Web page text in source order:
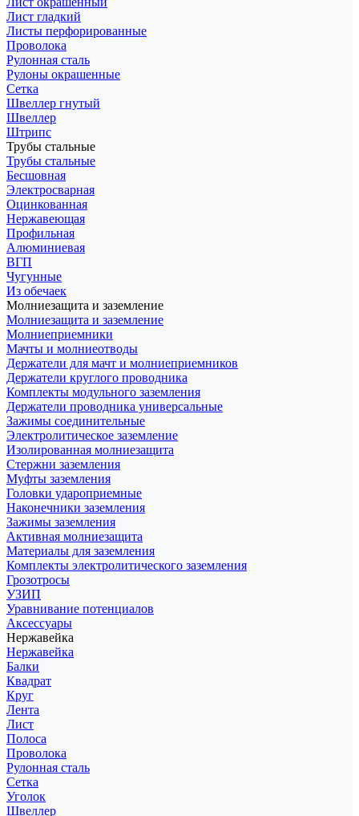
Лист гладкий
Листы перфорированные
Проволока
Рулонная сталь
Рулоны окрашенные
Сетка
Швеллер гнутый
Швеллер
Штрипс
Трубы стальные
Трубы стальные
Бесшовная
Электросварная
Оцинкованная
Нержавеющая
Профильная
Алюминиевая
ВГП
Чугунные
Из обечаек
Молниезащита и заземление
Молниезащита и заземление
Молниеприемники
Мачты и молниеотводы
Держатели для мачт и молниеприемников
Держатели круглого проводника
Комплекты модульного заземления
Держатели проводника универсальные
Зажимы соединительные
Электролитическое заземление
Изолированная молниезащита
Стержни заземления
Муфты заземления
Головки удароприемные
Наконечники заземления
Зажимы заземления
Активная молниезащита
Материалы для заземления
Комплекты электролитического заземления
Грозотросы
УЗИП
Уравнивание потенциалов
Аксессуары
Нержавейка
Нержавейка
Балки
Квадрат
Круг
Лента
Лист
Полоса
Проволока
Рулонная сталь
Сетка
Уголок
Швеллер